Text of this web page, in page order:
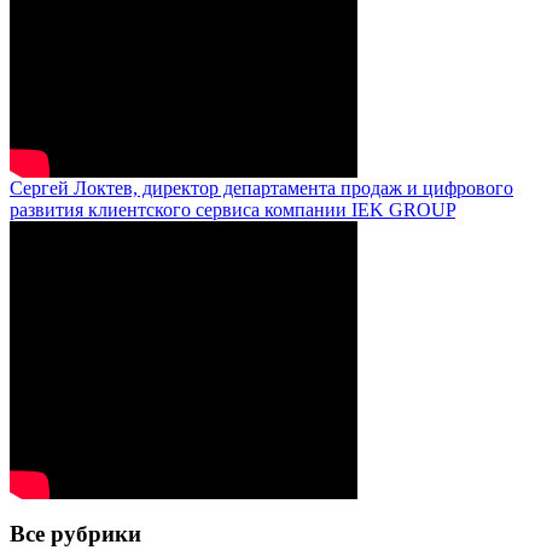
Сергей Локтев, директор департамента продаж и цифрового
развития клиентского сервиса компании IEK GROUP
Все рубрики